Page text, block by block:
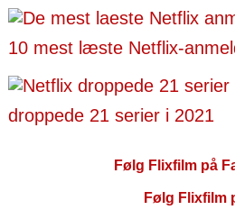
10 mest læste Netflix-
droppede 21 serier i 2021
Følg Flixfilm på
Følg Flixfilm